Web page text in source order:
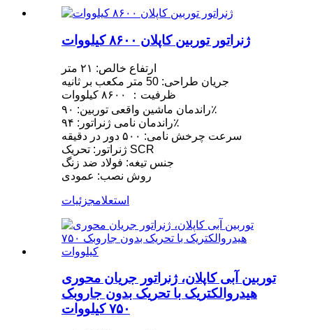
ژنراتور توربین کاپلان ۸۶۰۰ کیلووات
ارتفاع خالص: ۲۱ متر
جریان طراحی: 50 متر مکعب بر ثانیه
ظرفیت： ۸۶۰۰ کیلووات
راندمان ماشین واقعی توربین: ۹۰٪
راندمان نامی ژنراتور: ۹۴٪
سرعت چرخش نامی: ۵۰۰ دور در دقیقه
ژنراتور: تحریک SCR
جنس تیغه: فولاد ضد زنگ
روش نصب: عمودی
استعلامجزئیات
توربین آبی کاپلان، ژنراتور جریان محوری
هیدروالکتریک با تحریک بدون جاروبک
۷۵۰ کیلووات